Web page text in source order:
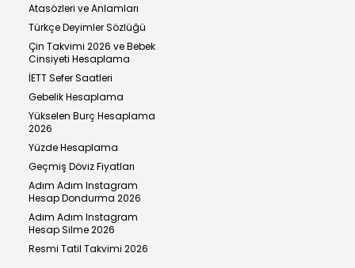
Atasözleri ve Anlamları
Türkçe Deyimler Sözlüğü
Çin Takvimi 2026 ve Bebek
Cinsiyeti Hesaplama
İETT Sefer Saatleri
Gebelik Hesaplama
Yükselen Burç Hesaplama
2026
Yüzde Hesaplama
Geçmiş Döviz Fiyatları
Adım Adım Instagram
Hesap Dondurma 2026
Adım Adım Instagram
Hesap Silme 2026
Resmi Tatil Takvimi 2026